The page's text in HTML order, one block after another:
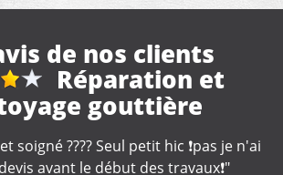
de nos clients
Travaux de
couverture
très sérieux !! "